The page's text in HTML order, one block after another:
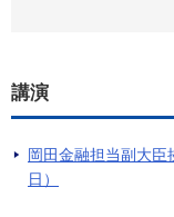
講演
岡田金融担当副大
日）